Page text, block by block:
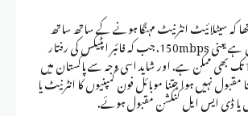
کہ سیٹلائیٹ انٹرنیٹ مہنگا ہونے کے ساتھ ساتھ
بہت کم رفتار کا حامل ہے یعنی 150mbps. جب کہ فائبر اپٹیکس کی رفتار
1GB per second تک بھی ممکن ہے. اور شاید اسی وجہ سے پاکستان میں
مقبول نہیں ہوا جتنا موبائل فون کمپنیوں کا انٹرنیٹ یا
یا ڈی ایس ایل کنکشن مقبول ہوئے.